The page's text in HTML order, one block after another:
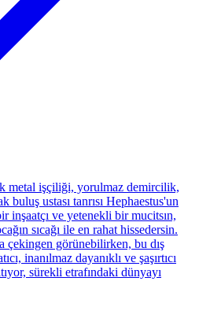
metal işçiliği, yorulmaz demircilik,
buluş ustası tanrısı Hephaestus'un
inşaatçı ve yetenekli bir mucitsın,
sıcağı ile en rahat hissedersin.
çekingen görünebilirken, bu dış
inanılmaz dayanıklı ve şaşırtıcı
sürekli etrafındaki dünyayı